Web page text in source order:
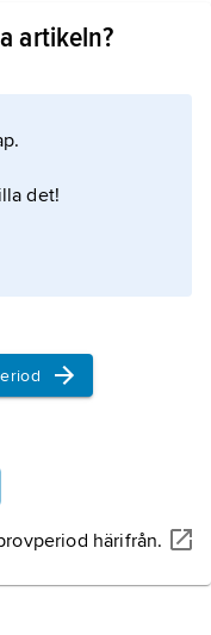
för
och
han flera
artikeln?
det!
härifrån.